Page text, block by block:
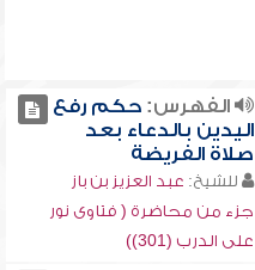
الفهرس:حكم رفع
اليدين بالدعاء بعد
صلاة الفريضة
للشيخ: عبد العزيز بن باز
جزء من محاضرة ( فتاوى نور
على الدرب (301))